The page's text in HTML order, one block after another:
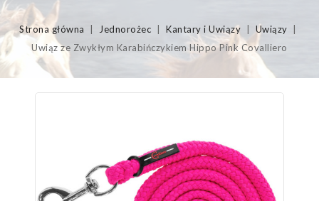
Strona główna Jednorożec Kantary i Uwiązy
Uwiązy
Uwiąz ze Zwykłym Karabińczykiem Hippo Pink Covalliero